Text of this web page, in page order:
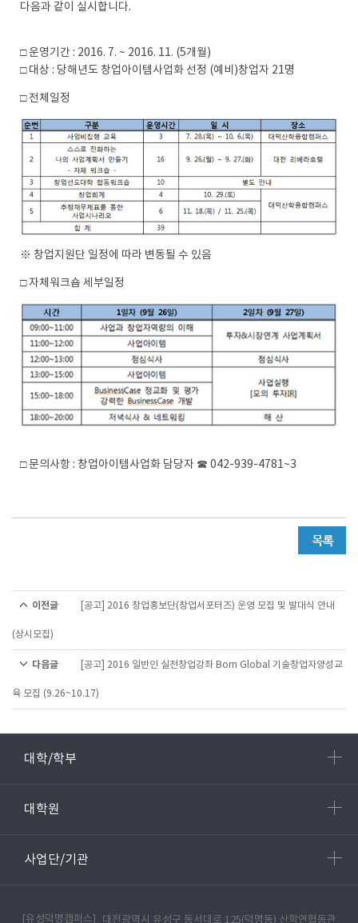
다음과 같이 실시합니다.
□ 운영기간 : 2016. 7. ~ 2016. 11. (5개월)
□ 대상 : 당해년도 창업아이템사업화 선정 (예비)창업자 21명
□ 전체일정
※ 창업지원단 일정에 따라 변동될 수 있음
□ 자체워크숍 세부일정
□ 문의사항 : 창업아이템사업화 담당자 ☎ 042-939-4781~3
이전글 [공고] 2016 창업홍보단(창업서포터즈) 운영 모집 및 발대식 안내
(상시모집)
다음글 [공고] 2016 일반인 실전창업강좌 Born Global 기술창업자양성교
육 모집 (9.26~10.17)
대학/학부
대학원
사업단/기관
[유성덕명캠퍼스] 대전광역시 유성구 동서대로 125(덕명동) 산학연협동관